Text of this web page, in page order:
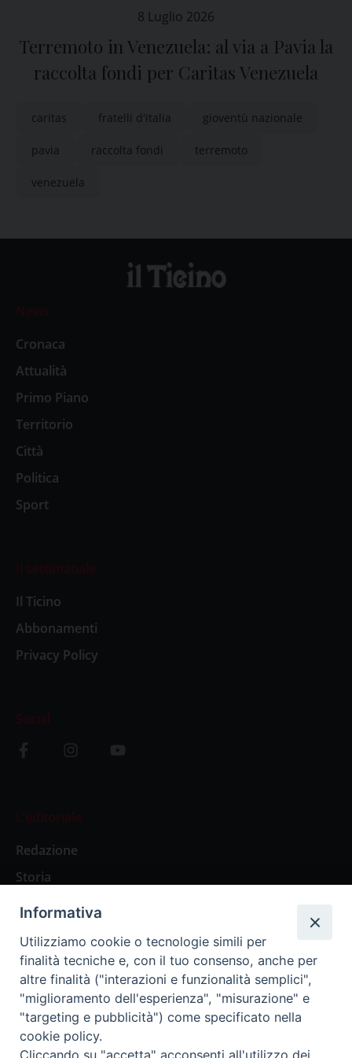
8 Luglio 2026
Terremoto in Venezuela: al via a Pavia la
raccolta fondi per Caritas Venezuela
caritas fratelli d'italia gioventù nazionale
pavia raccolta fondi terremoto
venezuela
News
Cronaca
Attualità
Primo Piano
Territorio
Città
Politica
Sport
Il settimanale
Il Ticino
Abbonamenti
Privacy Policy
Social
L’editoriale
Redazione
Storia
Abbonamenti
Abbonamento Annuale Digitale
Abbonamento Annuale Cartaceo
Abbonamento Singola Copia Digitale
Informativa
Utilizziamo cookie o tecnologie simili per
finalità tecniche e, con il tuo consenso, anche per
altre finalità ("interazioni e funzionalità semplici",
"miglioramento dell'esperienza", "misurazione" e
"targeting e pubblicità") come specificato nella
cookie policy.